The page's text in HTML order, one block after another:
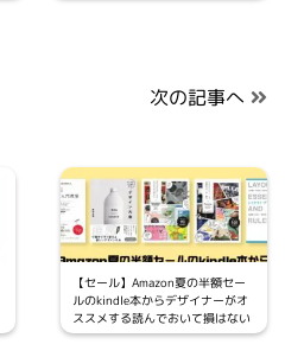
次の記事へ
【セール】Amazon夏の半額セー
ルのkindle本からデザイナーがオ
ススメする読んでおいて損はない
デザイン本10選